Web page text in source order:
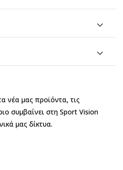
νέα μας προϊόντα, τις
συμβαίνει στη Sport Vision
μας δίκτυα.